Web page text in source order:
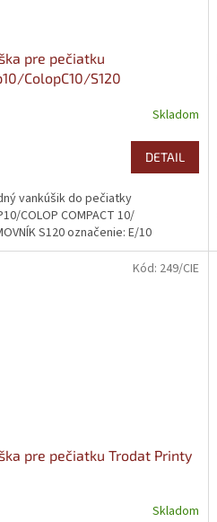
pre pečiatku
ColopC10/S120
Skladom
DETAIL
vankúšik do pečiatky
COLOP COMPACT 10/
S120 označenie: E/10
pre pečiatku Trodat Printy
Skladom
Kód: 249/CIE